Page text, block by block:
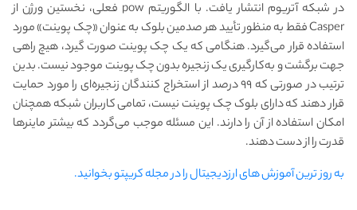
در شبکه آتریوم انتشار یافت. با الگوریتم pow فعلی، نخستین ورژن از
Casper فقط به منظور تأیید هر صدمین بلوک به عنوان «چک پوینت» مورد
استفاده قرار می‌گیرد. هنگامی که یک چک پوینت صورت گیرد، هیچ راهی
جهت برگشت و به‌کارگیری یک زنجیره بدون چک پوینت موجود نیست. بدین
ترتیب در صورتی که ۹۹ درصد از استخراج کنندگان زنجیره‌ای را مورد حمایت
قرار دهند که دارای بلوک چک پوینت نیست، تمامی کاربران شبکه همچنان
امکان استفاده از آن را دارند. این مسئله موجب می‌گردد که بیشتر ماینرها
قدرت را از دست دهند.
به روز ترین آموزش های ارزدیجیتال را در مجله کریپتو بخوانید.